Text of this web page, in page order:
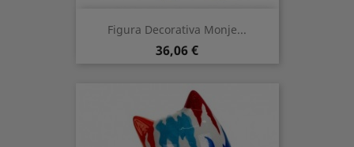
Figura Decorativa Monje...
Precio
36,06 €